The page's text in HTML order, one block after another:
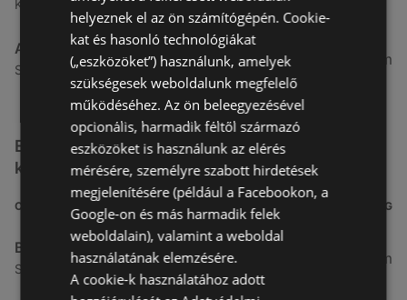
Kertekalja u. 1, 9437 Hegykő
Alma Gyógyszertárak
Szabadság u. 31, 9431 Fertőd
27,8 km
Egyéb Kozmetikumok és Drogéria üzletek a
közelben
CÍM TÁVOLSÁG
Benu Gyógyszertárak
Soproni utca 18., 9423 Ágfalva
0,27 km
helyeznek el az ön számítógépén. Cookie-
kat és hasonló technológiákat
(„eszközöket”) használunk, amelyek
szükségesek weboldalunk megfelelő
működéséhez. Az ön beleegyezésével
opcionális, harmadik féltől származó
eszközöket is használunk az elérés
mérésére, személyre szabott hirdetések
megjelenítésére (például a Facebookon, a
Google-on és más harmadik felek
weboldalain), valamint a weboldal
használatának elemzésére.
A cookie-k használatához adott